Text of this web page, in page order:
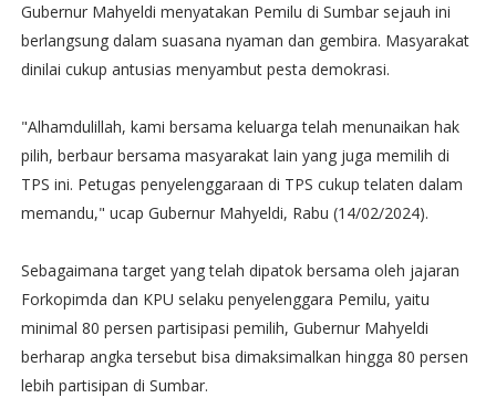
Gubernur Mahyeldi menyatakan Pemilu di Sumbar sejauh ini
berlangsung dalam suasana nyaman dan gembira. Masyarakat
dinilai cukup antusias menyambut pesta demokrasi.
"Alhamdulillah, kami bersama keluarga telah menunaikan hak
pilih, berbaur bersama masyarakat lain yang juga memilih di
TPS ini. Petugas penyelenggaraan di TPS cukup telaten dalam
memandu," ucap Gubernur Mahyeldi, Rabu (14/02/2024).
Sebagaimana target yang telah dipatok bersama oleh jajaran
Forkopimda dan KPU selaku penyelenggara Pemilu, yaitu
minimal 80 persen partisipasi pemilih, Gubernur Mahyeldi
berharap angka tersebut bisa dimaksimalkan hingga 80 persen
lebih partisipan di Sumbar.